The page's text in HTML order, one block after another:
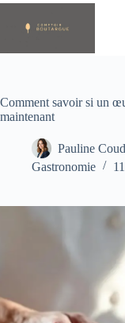
Passer
contenu
Comment savoir si un
maintenant
Pauline
Gastronomie